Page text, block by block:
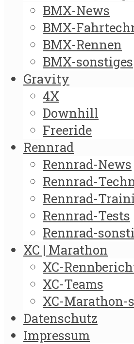
BMX-News
BMX-
BMX-Rennen
BMX-sonstiges
Gravity
4X
Downhill
Freeride
Rennrad
Rennrad-News
Rennrad-
Rennrad-
Rennrad-Tests
Rennrad-
XC | Marathon
XC-
XC-Teams
XC-Marathon-
Datenschutz
Impressum